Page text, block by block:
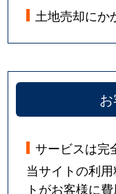
土地売却にか
サービスは完
当サイトの利
トがお客様に